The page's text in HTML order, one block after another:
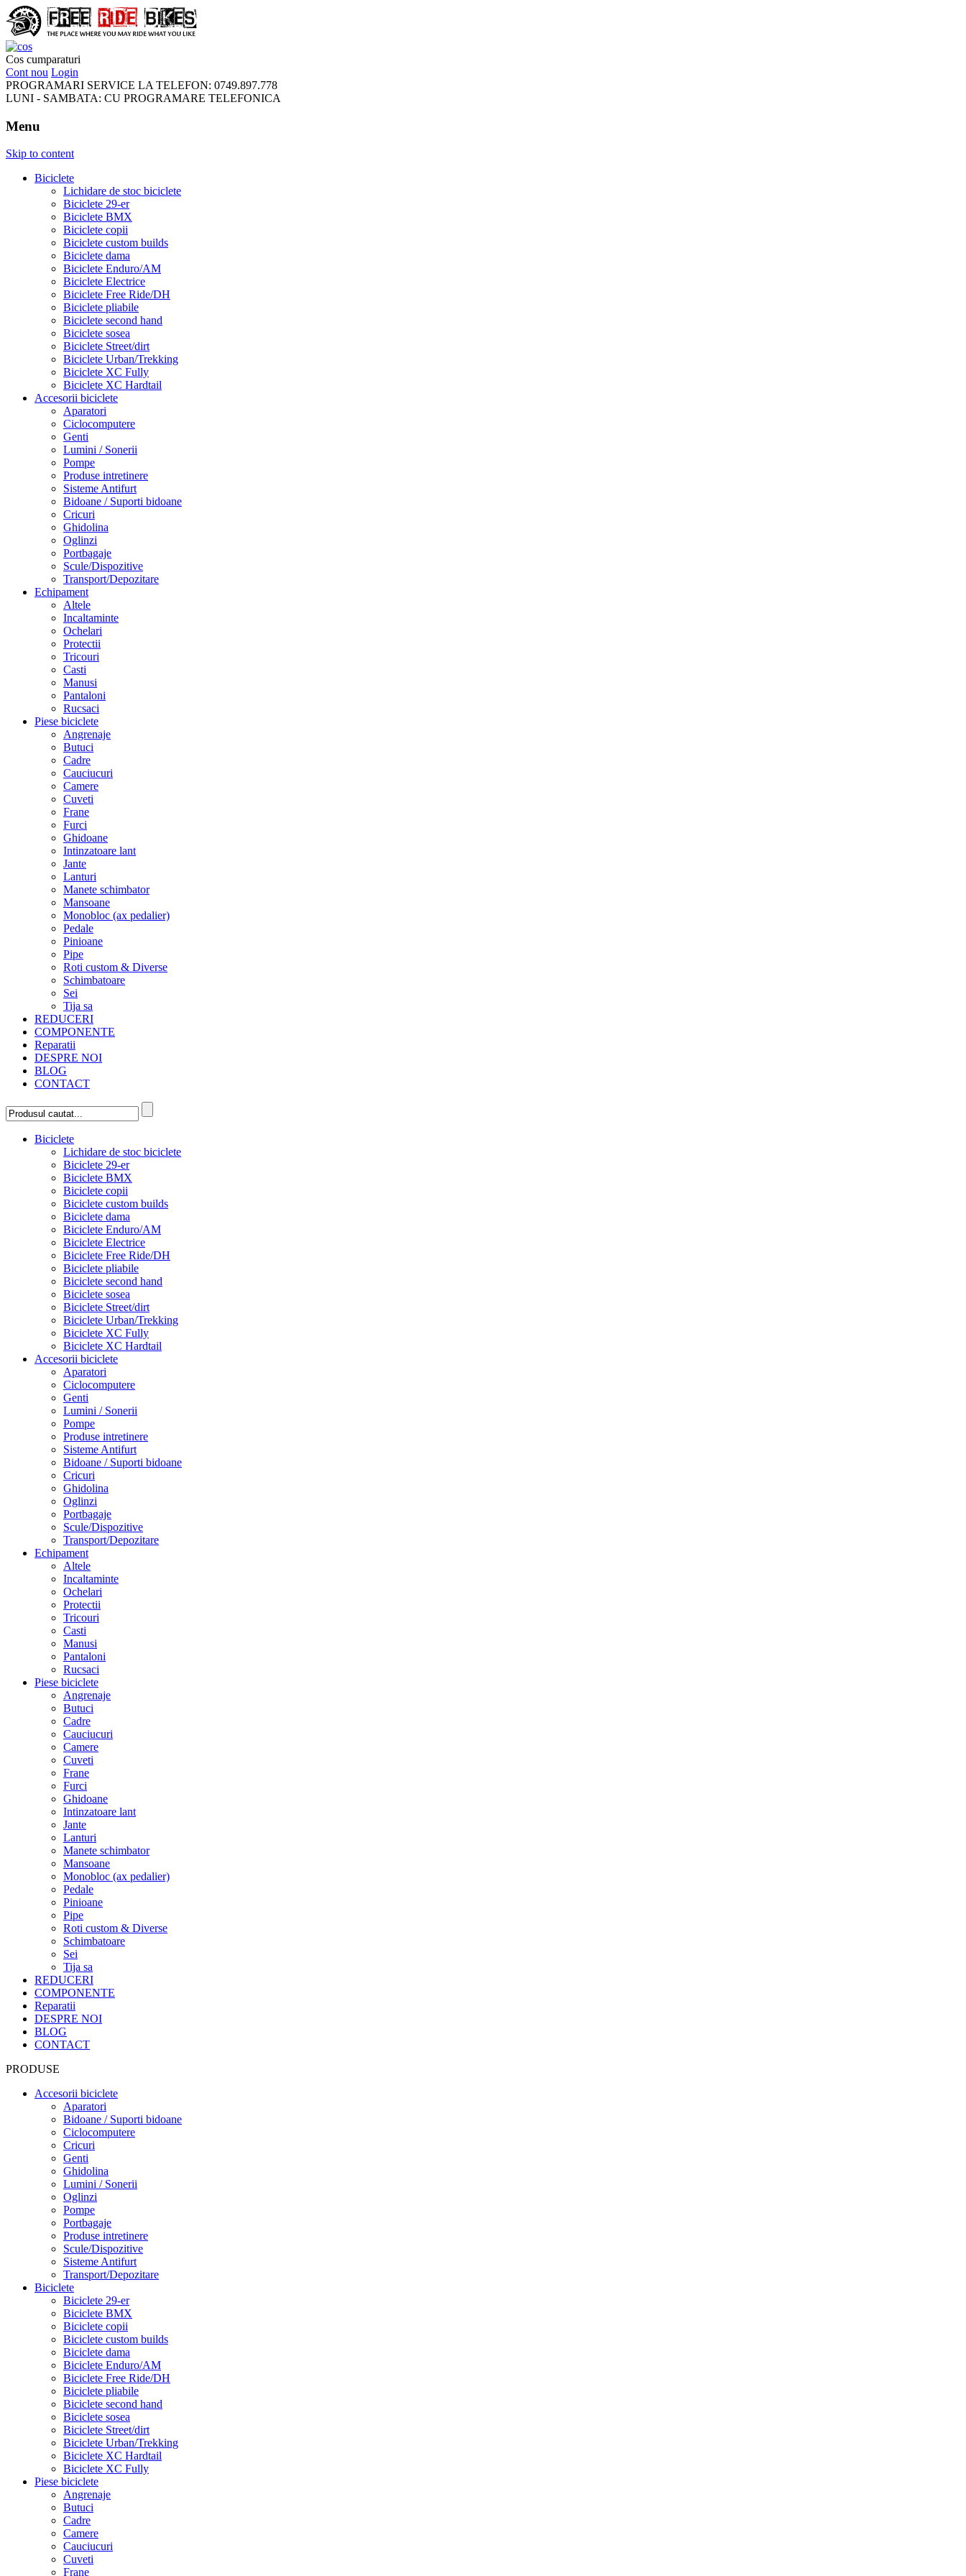
FreeRideBikes
Cos cumparaturi
Cont nou Login
PROGRAMARI SERVICE LA TELEFON: 0749.897.778
LUNI - SAMBATA: CU PROGRAMARE TELEFONICA
Menu
Skip to content
Biciclete
Lichidare de stoc biciclete
Biciclete 29-er
Biciclete BMX
Biciclete copii
Biciclete custom builds
Biciclete dama
Biciclete Enduro/AM
Biciclete Electrice
Biciclete Free Ride/DH
Biciclete pliabile
Biciclete second hand
Biciclete sosea
Biciclete Street/dirt
Biciclete Urban/Trekking
Biciclete XC Fully
Biciclete XC Hardtail
Accesorii biciclete
Aparatori
Ciclocomputere
Genti
Lumini / Sonerii
Pompe
Produse intretinere
Sisteme Antifurt
Bidoane / Suporti bidoane
Cricuri
Ghidolina
Oglinzi
Portbagaje
Scule/Dispozitive
Transport/Depozitare
Echipament
Altele
Incaltaminte
Ochelari
Protectii
Tricouri
Casti
Manusi
Pantaloni
Rucsaci
Piese biciclete
Angrenaje
Butuci
Cadre
Cauciucuri
Camere
Cuveti
Frane
Furci
Ghidoane
Intinzatoare lant
Jante
Lanturi
Manete schimbator
Mansoane
Monobloc (ax pedalier)
Pedale
Pinioane
Pipe
Roti custom & Diverse
Schimbatoare
Sei
Tija sa
REDUCERI
COMPONENTE
Reparatii
DESPRE NOI
BLOG
CONTACT
Biciclete
Lichidare de stoc biciclete
Biciclete 29-er
Biciclete BMX
Biciclete copii
Biciclete custom builds
Biciclete dama
Biciclete Enduro/AM
Biciclete Electrice
Biciclete Free Ride/DH
Biciclete pliabile
Biciclete second hand
Biciclete sosea
Biciclete Street/dirt
Biciclete Urban/Trekking
Biciclete XC Fully
Biciclete XC Hardtail
Accesorii biciclete
Aparatori
Ciclocomputere
Genti
Lumini / Sonerii
Pompe
Produse intretinere
Sisteme Antifurt
Bidoane / Suporti bidoane
Cricuri
Ghidolina
Oglinzi
Portbagaje
Scule/Dispozitive
Transport/Depozitare
Echipament
Altele
Incaltaminte
Ochelari
Protectii
Tricouri
Casti
Manusi
Pantaloni
Rucsaci
Piese biciclete
Angrenaje
Butuci
Cadre
Cauciucuri
Camere
Cuveti
Frane
Furci
Ghidoane
Intinzatoare lant
Jante
Lanturi
Manete schimbator
Mansoane
Monobloc (ax pedalier)
Pedale
Pinioane
Pipe
Roti custom & Diverse
Schimbatoare
Sei
Tija sa
REDUCERI
COMPONENTE
Reparatii
DESPRE NOI
BLOG
CONTACT
PRODUSE
Accesorii biciclete
Aparatori
Bidoane / Suporti bidoane
Ciclocomputere
Cricuri
Genti
Ghidolina
Lumini / Sonerii
Oglinzi
Pompe
Portbagaje
Produse intretinere
Scule/Dispozitive
Sisteme Antifurt
Transport/Depozitare
Biciclete
Biciclete 29-er
Biciclete BMX
Biciclete copii
Biciclete custom builds
Biciclete dama
Biciclete Enduro/AM
Biciclete Free Ride/DH
Biciclete pliabile
Biciclete second hand
Biciclete sosea
Biciclete Street/dirt
Biciclete Urban/Trekking
Biciclete XC Hardtail
Biciclete XC Fully
Piese biciclete
Angrenaje
Butuci
Cadre
Camere
Cauciucuri
Cuveti
Frane